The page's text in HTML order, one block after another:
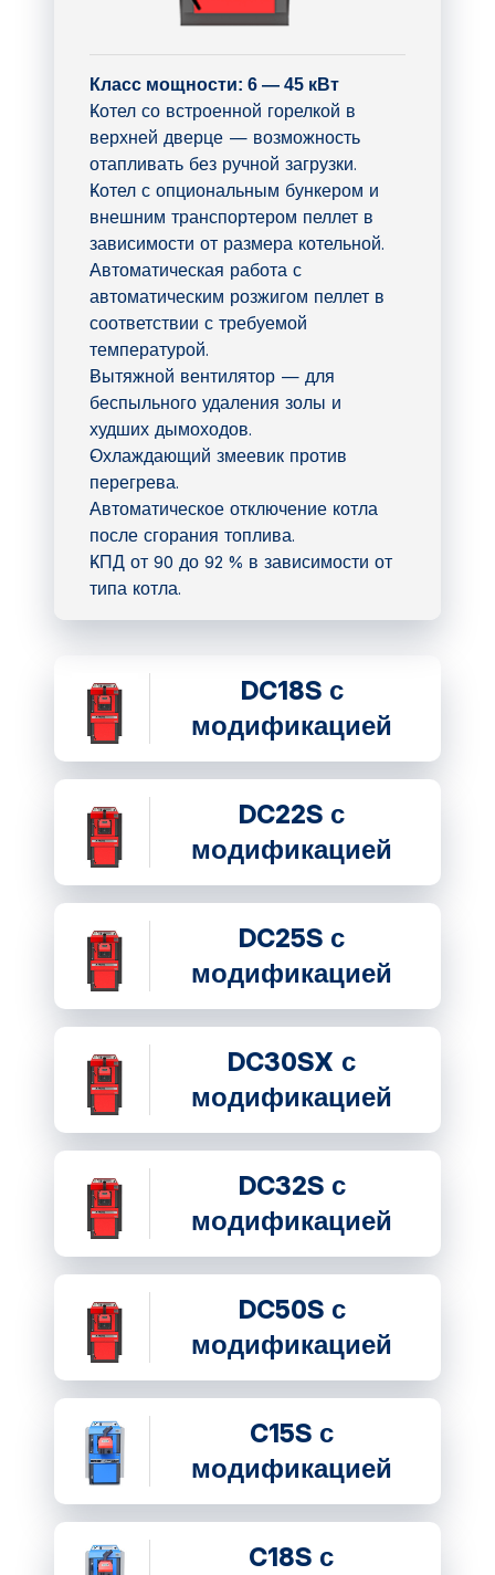
Класс мощности: 6 — 45 кВт
Котел со встроенной горелкой в
верхней дверце — возможность
отапливать без ручной загрузки.
Котел с опциональным бункером и
внешним транспортером пеллет в
зависимости от размера котельной.
Автоматическая работа с
автоматическим розжигом пеллет в
соответствии с требуемой
температурой.
Вытяжной вентилятор — для
беспыльного удаления золы и
худших дымоходов.
Охлаждающий змеевик против
перегрева.
Автоматическое отключение котла
после сгорания топлива.
КПД от 90 до 92 % в зависимости от
типа котла.
DC18S с
модификацией
DC22S с
модификацией
DC25S с
модификацией
DC30SX с
модификацией
DC32S с
модификацией
DC50S с
модификацией
C15S с
модификацией
C18S с